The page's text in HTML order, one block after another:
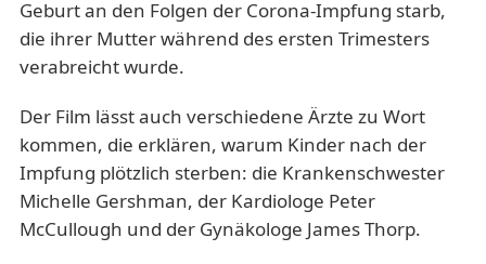
Geburt an den Folgen der Corona-Impfung starb,
die ihrer Mutter während des ersten Trimesters
verabreicht wurde.
Der Film lässt auch verschiedene Ärzte zu Wort
kommen, die erklären, warum Kinder nach der
Impfung plötzlich sterben: die Krankenschwester
Michelle Gershman, der Kardiologe Peter
McCullough und der Gynäkologe James Thorp.